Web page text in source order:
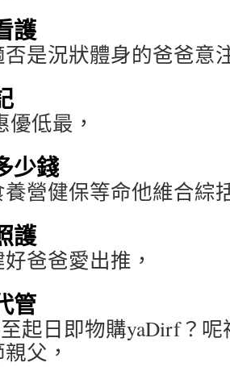
護
否是況狀體身的爸爸意
優低最，
少錢
養營健保等命他維合綜
護
爸爸愛出推，
管
至起日即物購yaDirf？
父，